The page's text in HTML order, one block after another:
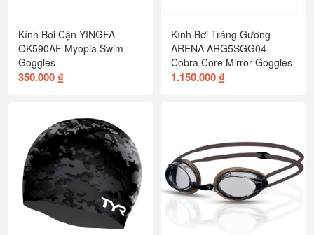
Kính Bơi Cận YINGFA
OK590AF Myopia Swim
Goggles
350.000 ₫
Kính Bơi Tráng Gương
ARENA ARG5SGG04
Cobra Core Mirror Goggles
1.150.000 ₫